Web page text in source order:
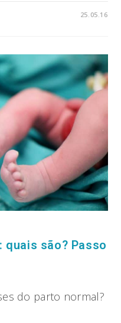
25.05.16
quais são? Passo
do parto normal?